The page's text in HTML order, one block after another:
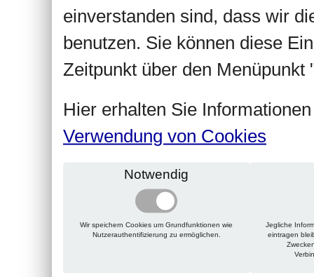
einverstanden sind, dass wir
benutzen. Sie können diese
Zeitpunkt über den Menüpunkt
Hier erhalten Sie
Verwendung von Cookies
Notwendig
Wir speichern Cookies um Grundfunktionen wie
Nutzerauthentifizierung zu ermöglichen.
Jegliche
eintragen